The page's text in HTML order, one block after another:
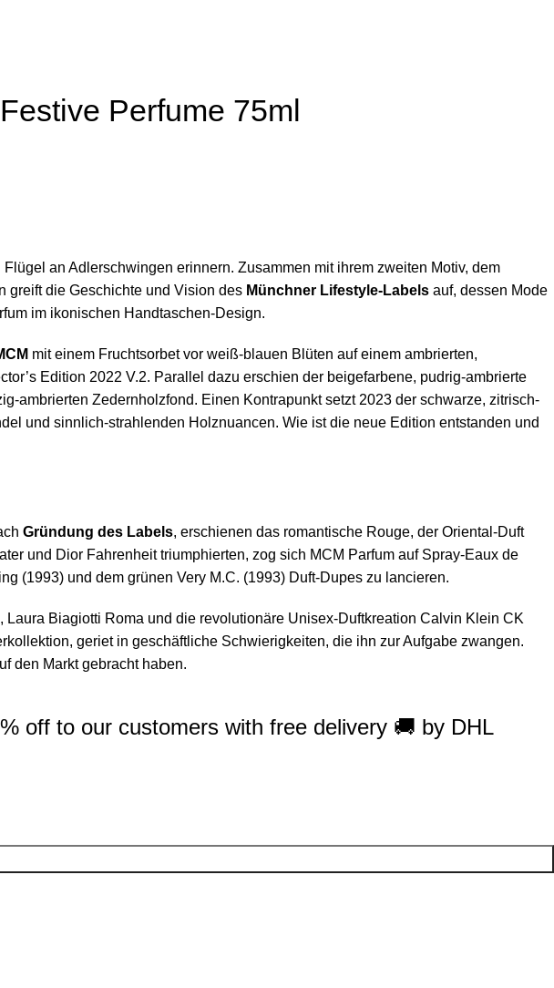
Perfume 75ml
an Adlerschwingen erinnern. Zusammen mit ihrem zweiten Motiv, dem
greift die Geschichte und Vision des Münchner Lifestyle-Labels auf, dessen Mode
im ikonischen Handtaschen-Design.
mit einem Fruchtsorbet vor weiß-blauen Blüten auf einem ambrierten,
Edition 2022 V.2. Parallel dazu erschien der beigefarbene, pudrig-ambrierte
ambrierten Zedernholzfond. Einen Kontrapunkt setzt 2023 der schwarze, zitrisch-
und sinnlich-strahlenden Holznuancen. Wie ist die neue Edition entstanden und
Gründung des Labels, erschienen das romantische Rouge, der Oriental-Duft
und Dior Fahrenheit triumphierten, zog sich MCM Parfum auf Spray-Eaux de
(1993) und dem grünen Very M.C. (1993) Duft-Dupes zu lancieren.
Biagiotti Roma und die revolutionäre Unisex-Duftkreation Calvin Klein CK
geriet in geschäftliche Schwierigkeiten, die ihn zur Aufgabe zwangen.
den Markt gebracht haben.
off to our customers with free delivery 🚚 by DHL